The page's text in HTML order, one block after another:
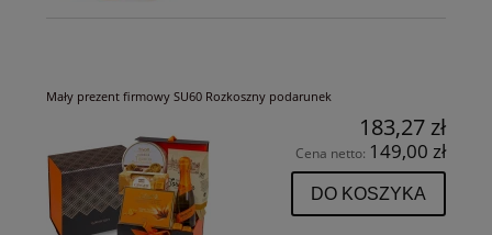
Mały prezent firmowy SU60 Rozkoszny podarunek
183,27 zł
Cena netto: 149,00 zł
DO KOSZYKA